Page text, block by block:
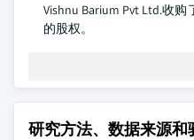
Vishnu Barium Pvt Ltd.收购
的股权。
研究方法、数据来源和